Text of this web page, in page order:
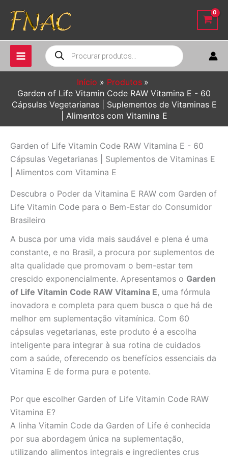
para
conteúdo
Pesquisar
produtos
Início
Produtos
Garden of Life Vitamin Code RAW Vitamina E - 60
Cápsulas Vegetarianas | Suplementos de Vitaminas E
| Alimentos com Vitamina E
Garden of Life Vitamin Code RAW Vitamina E - 60
Cápsulas Vegetarianas | Suplementos de Vitaminas E
| Alimentos com Vitamina E
Descubra o Poder da Vitamina E RAW com Garden of
Life Vitamin Code para o Bem-Estar do Consumidor
Brasileiro
A busca por uma vida mais saudável e plena é uma
constante, e no Brasil, a procura por suplementos de
alta qualidade que promovam o bem-estar tem
crescido exponencialmente. Apresentamos o Garden
of Life Vitamin Code RAW Vitamina E, uma fórmula
inovadora e completa para quem busca o que há de
melhor em suplementação vitamínica. Com 60
cápsulas vegetarianas, este produto é a escolha
inteligente para integrar à sua rotina de cuidados
com a saúde, oferecendo os benefícios essenciais da
Vitamina E de forma pura e potente.
Por que escolher Garden of Life Vitamin Code RAW
Vitamina E?
A linha Vitamin Code da Garden of Life é conhecida
por sua abordagem única na suplementação,
utilizando alimentos integrais e ingredientes crus